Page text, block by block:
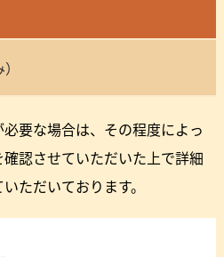
要な場合は、その程度によっ
認させていただいた上で詳細
ただいております。